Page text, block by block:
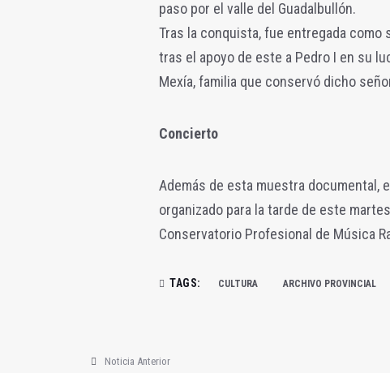
paso por el valle del Guadalbullón.
Tras la conquista, fue entregada como
tras el apoyo de este a Pedro I en su
Mexía, familia que conservó dicho
Concierto
Además de esta muestra documental,
organizado para la tarde de este
Conservatorio Profesional de Música
TAGS: CULTURA ARCHIVO PROVINCIAL
Noticia Anterior